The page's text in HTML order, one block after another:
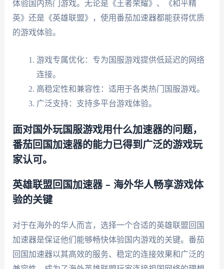
体验国内热门游戏。无论是《王者荣耀》、《和平精
英》还是《英雄联盟》，使用番茄加速器都能获得优质
的游戏体验。
游戏专属优化：专为国服游戏提供低延迟的网络
连接。
高稳定性和兼容性：适用于各类热门国服游戏。
广泛支持：支持多平台游戏体验。
面对国外玩国服游戏用什么加速器的问题，
番茄回国加速器的能力已得到广泛的游戏玩
家认可。
英雄联盟回国加速器 – 海外华人畅享游戏体
验的关键
对于在海外的华人而言，选择一个合适的英雄联盟回国
加速器是保证他们能够畅快体验国内游戏的关键。番茄
回国加速器以其高效的服务、稳定的连接效果和广泛的